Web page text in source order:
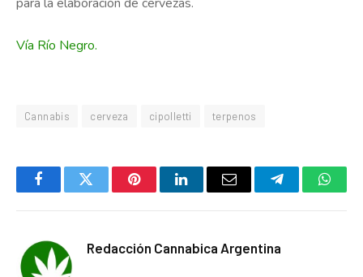
Vía Río Negro.
Cannabis cerveza cipolletti terpenos
FacebookTwitter PinterestLinkedInEmail Telegram
Redacción Cannabica Argentina